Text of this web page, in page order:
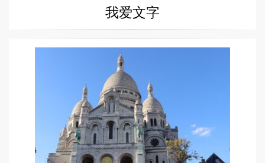
我爱文字